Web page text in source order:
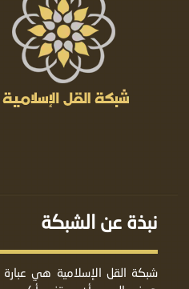
نبذة عن الشبكة
شبكة القل الإسلامية هي